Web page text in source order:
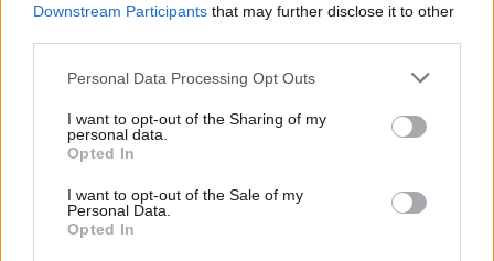
Downstream Participants that may further disclose it to other
Personal Data Processing Opt Outs
I want to opt-out of the Sharing of my
personal data.
Opted In
I want to opt-out of the Sale of my
Personal Data.
Opted In
Nike ISPA Zoom Road Warrior